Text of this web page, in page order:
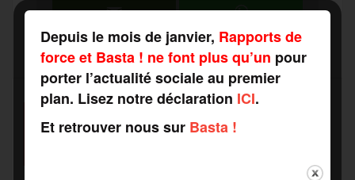
b
o
o
t
e
r
l a
g
g
r
t
a
SOUTENEZ-NOUS
Depuis le mois de janvier, Rapports de
force et Basta ! ne font plus qu’un pour
porter l’actualité sociale au premier
plan. Lisez notre déclaration ICI.
Et retrouver nous sur Basta !